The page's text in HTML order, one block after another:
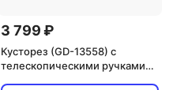
3 799 ₽
Кусторез (GD-13558) с
телескопическими ручками